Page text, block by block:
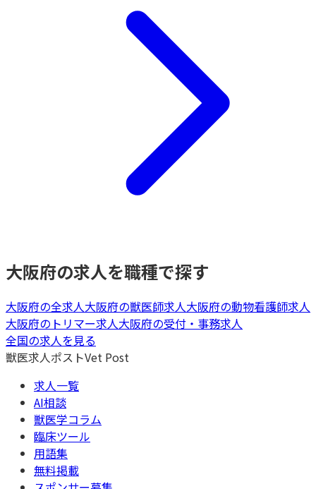
大阪府の求人を職種で探す
大阪府の全求人大阪府の獣医師求人大阪府の動物看護師求人
大阪府の トリマー求人大阪府の受付・事務求人
全国の求人を見る
獣医求人ポストVet Post
求人一覧
AI相談
獣医学コラム
臨床ツール
用語集
無料掲載